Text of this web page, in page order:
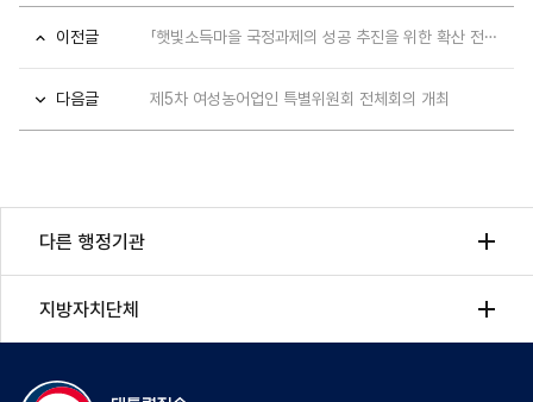
이전글 「햇빛소득마을 국정과제의 성공 추진을 위한 확산 전략과 과제」 국회토론회 개최
다음글 제5차 여성농어업인 특별위원회 전체회의 개최
다른 행정기관
지방자치단체